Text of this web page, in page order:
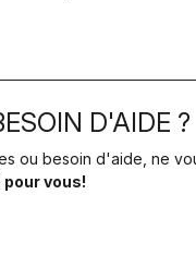
D'AIDE ?
ou besoin d'aide, ne
vous!